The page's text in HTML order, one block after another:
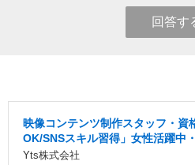
回答す
映像コンテンツ制作スタッフ・資
OK/SNSスキル習得」女性活躍中
Yts株式会社